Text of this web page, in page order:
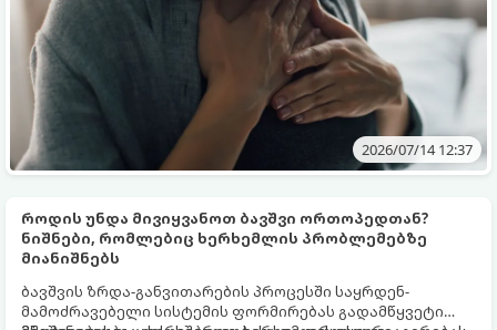
2026/07/14 12:37
როდის უნდა მივიყვანოთ ბავშვი ორთოპედთან?
ნიშნები, რომლებიც ხერხემლის პრობლემებზე
მიანიშნებს
ბავშვის ზრდა-განვითარების პროცესში საყრდენ-
მამოძრავებელი სისტემის ფორმირებას გადამწყვეტი